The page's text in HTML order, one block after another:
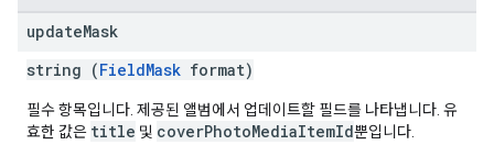
updateMask
string (FieldMask format)
필수 항목입니다. 제공된 앨범에서 업데이트할 필드를 나타냅니다. 유
효한 값은 title 및 coverPhotoMediaItemId뿐입니다.